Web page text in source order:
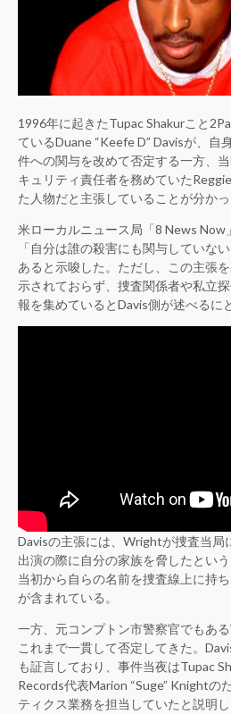
LOGIN
1996年に起きたTupac Shakurこと
ているDuane “Keefe D” Davisが、自
件への関与を改めて否定する一方、
キュリティ責任者を務めていた
た人物だと主張していることが分かっ
米ローカルニュース局「8 News Now
「自分は誰の殺害にも関与していな
あると示唆した。ただし、この主張
示されておらず、捜査関係者や私立
報を集めているとDavis側が述べるに
Davisの主張には、Wrightが捜査当局
出演の際に自分の家族を脅したとい
当初から自らの名前を捜査線上に持
が含まれている。
一方、元コンプトン市警察官でもあ
これまで一貫して否定してきた。
も証言しており、事件当夜はTupac
Records代表Marion “Suge” Knightの
ティクス業務を担当していたと説明